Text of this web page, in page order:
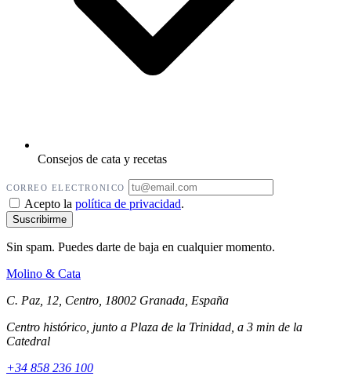
Consejos de cata y recetas
CORREO ELECTRONICO
Acepto la política de privacidad.
Sin spam. Puedes darte de baja en cualquier momento.
Molino & Cata
C. Paz, 12, Centro, 18002 Granada, España
Centro histórico, junto a Plaza de la Trinidad, a 3 min de la
Catedral
+34 858 236 100